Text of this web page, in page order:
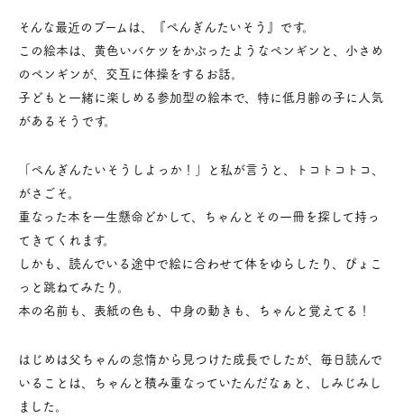
そんな最近のブームは、『ぺんぎんたいそう』です。
この絵本は、黄色いバケツをかぶったようなペンギンと、小さめ
のペンギンが、交互に体操をするお話。
子どもと一緒に楽しめる参加型の絵本で、特に低月齢の子に人気
があるそうです。
「ぺんぎんたいそうしよっか！」と私が言うと、トコトコトコ、
がさごそ。
重なった本を一生懸命どかして、ちゃんとその一冊を探して持っ
てきてくれます。
しかも、読んでいる途中で絵に合わせて体をゆらしたり、ぴょこ
っと跳ねてみたり。
本の名前も、表紙の色も、中身の動きも、ちゃんと覚えてる！
はじめは父ちゃんの怠惰から見つけた成長でしたが、毎日読んで
いることは、ちゃんと積み重なっていたんだなぁと、しみじみし
ました。